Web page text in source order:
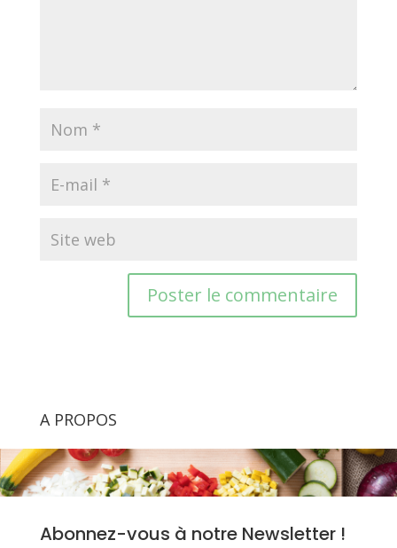
A PROPOS
Abonnez-vous à notre Newsletter !